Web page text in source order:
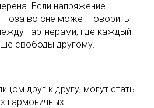
Если напряжение
поза во сне может говорить
партнерами, где каждый
свободы другому.
друг к другу, могут стать
гармоничных